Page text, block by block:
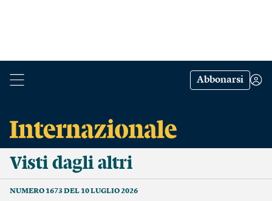
Abbonarsi
Visti dagli altri
NUMERO 1673 DEL 10 LUGLIO 2026